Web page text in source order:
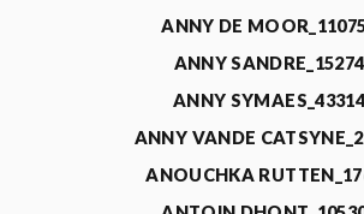
ANNY DE
ANNY SANDRE_15274
ANNY SYMAES_43314
ANNY VANDE
ANOUCHKA